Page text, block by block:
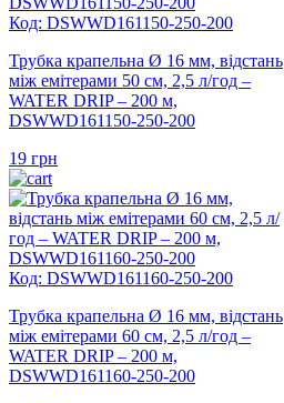
Код: DSWWD161150-250-200
Трубка крапельна Ø 16 мм, відстань
між емітерами 50 см, 2,5 л/год –
WATER DRIP – 200 м,
DSWWD161150-250-200
19 грн
Код: DSWWD161160-250-200
Трубка крапельна Ø 16 мм, відстань
між емітерами 60 см, 2,5 л/год –
WATER DRIP – 200 м,
DSWWD161160-250-200